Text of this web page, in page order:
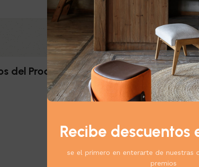
Recibe descuentos
se el primero en enterarte de nuestras
premios
del Producto: